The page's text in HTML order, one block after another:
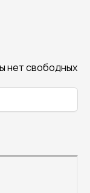
нет свободных